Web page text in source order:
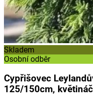
Skladem
Osobní odběr
Cypřišovec
125/150cm,